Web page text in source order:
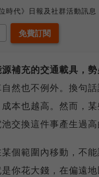
時代》日報及社群活動訊息
補充的交通載具，
自然也不例外。換句
本也越高。然而，
交換這件事產生過高
個範圍內移動，不
你花大錢，在偏遠